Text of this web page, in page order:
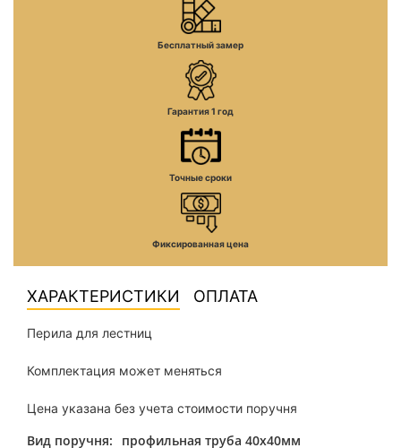
Бесплатный замер
Гарантия 1 год
Точные сроки
Фиксированная цена
ХАРАКТЕРИСТИКИ ОПЛАТА
Перила для лестниц
Комплектация может меняться
Цена указана без учета стоимости поручня
Вид поручня:
профильная труба 40х40мм